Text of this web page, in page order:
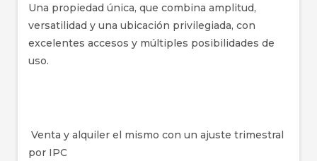
Una propiedad única, que combina amplitud,
versatilidad y una ubicación privilegiada, con
excelentes accesos y múltiples posibilidades de
uso.
Venta y alquiler el mismo con un ajuste trimestral
por IPC